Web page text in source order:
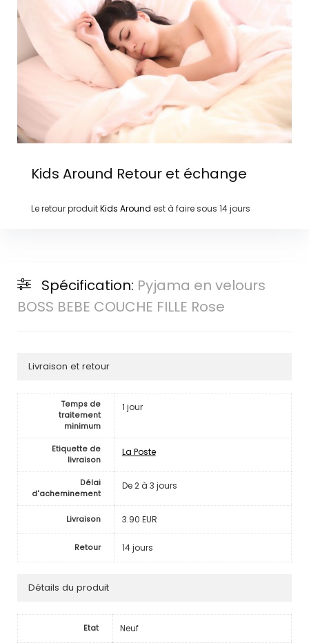
Kids Around Retour et échange
Le retour produitKids Around est à faire sous 14 jours
Spécification: Pyjama en velours
BOSS BEBE COUCHE FILLE Rose
Livraison et retour
Temps de
traitement
minimum
1 jour
Etiquette de
livraison
La Poste
Délai
d'acheminement
De 2 à 3 jours
Livraison 3.90 EUR
Retour 14 jours
Détails du produit
Etat Neuf